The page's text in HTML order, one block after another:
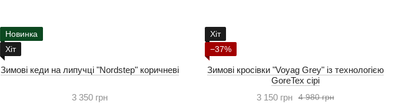
Новинка
Хіт
Зимові кеди на липучці "Nordstep" коричневі
3 350 грн
Хіт
−37%
Зимові кросівки "Voyag Grey" із технологією
GoreTex сірі
4 980 грн
3 150 грн